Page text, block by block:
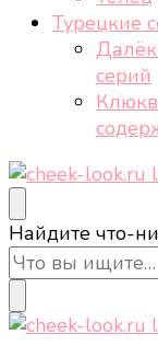
Турецкие
серий
cheek-look.ru
Женский сайт о
здоровом
еде.
Ищите
что-
то?
Найдите что-